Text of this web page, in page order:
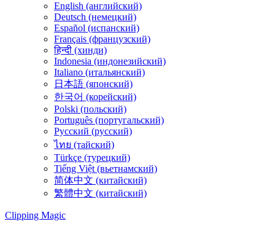
English (английский)
Deutsch (немецкий)
Español (испанский)
Français (французский)
हिन्दी (хинди)
Indonesia (индонезийский)
Italiano (итальянский)
日本語 (японский)
한국어 (корейский)
Polski (польский)
Português (португальский)
Русский (русский)
ไทย (тайский)
Türkçe (турецкий)
Tiếng Việt (вьетнамский)
简体中文 (китайский)
繁體中文 (китайский)
Clipping Magic